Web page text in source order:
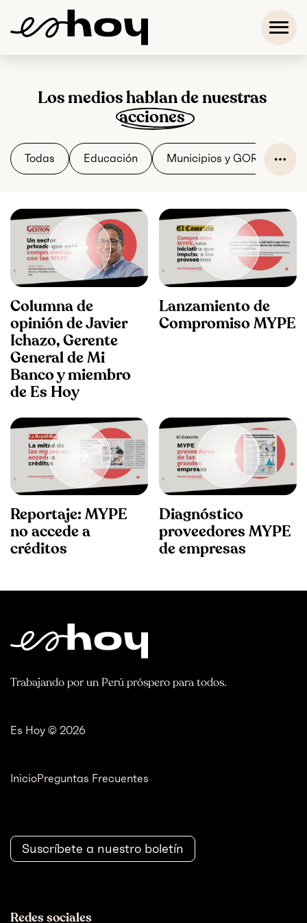
Los medios hablan de nuestras
acciones
Todas Educación Municipios y GOREs
Columna de
opinión de Javier
Ichazo, Gerente
General de Mi
Banco y miembro
de Es Hoy
Lanzamiento de
Compromiso MYPE
Reportaje: MYPE
no accede a
créditos
Diagnóstico
proveedores MYPE
de empresas
Trabajando por un Perú próspero para todos.
Es Hoy © 2026
InicioPreguntas Frecuentes
Suscríbete a nuestro boletín
Redes sociales